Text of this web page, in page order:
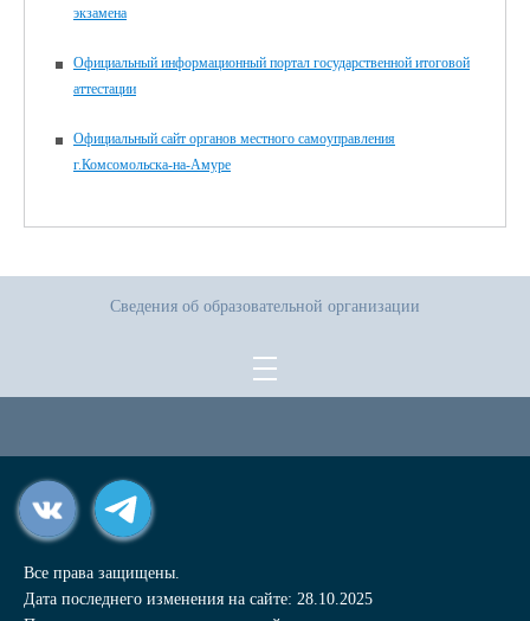
экзамена
Официальный информационный портал государственной итоговой
аттестации
Официальный сайт органов местного самоуправления
г.Комсомольска-на-Амуре
Сведения об образовательной организации
Все права защищены.
Дата последнего изменения на сайте: 28.10.2025